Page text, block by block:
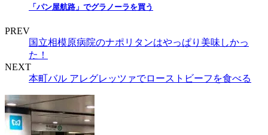
「パン屋航路」でグラノーラを買う
PREV
国⽴相模原病院のナポリタンはやっぱり美味しかっ
た！
NEXT
本町バル アレグレッツァでローストビーフを食べる